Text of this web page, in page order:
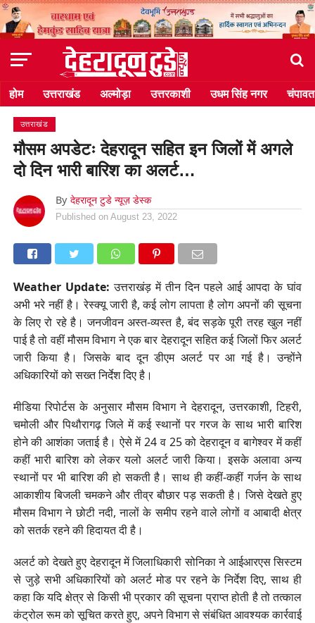
होम उत्तराखंड अल्मोड़ा उत्तरकाशी उधम सिंह नगर चंपावत
उत्तराखंड
मौसम अपडेटः देहरादून सहित इन जिलों में अगले
दो दिन भारी बारिश का अलर्ट…
By देहरादून टुडे न्यूज़ डेस्क
Published on August 23, 2022
Weather Update: उत्तराखंड़ में तीन दिन पहले आई आपदा के घांव
अभी भरे नहीं है। रेस्क्यू जारी है, कई लोग लापता है लोग अपनों की सूचना
के लिए रो रहे है। जनजीवन अस्त-व्यस्त है, बंद सड़के पूरी तरह खुल नहीं
पाई है तो वहीं मौसम विभाग ने एक बार देहरादून सहित कई जिलों फिर अलर्ट
जारी किया है। जिसके बाद दून डीएम अलर्ट पर आ गई है। उन्होंने
अधिकारियों को सख्त निर्देश दिए है।
मीडिया रिपोर्टस के अनुसार मौसम विभाग ने देहरादून, उत्तरकाशी, टिहरी,
चमोली और पिथौरागढ़ जिले में कई स्थानों पर गरज के साथ भारी बारिश
होने की आशंका जताई है। ऐसे में 24 व 25 को देहरादून व बागेश्वर में कहीं
कहीं भारी बारिश को लेकर यलो अलर्ट जारी किया। इसके अलावा अन्य
स्थानों पर भी बारिश की हो सकती है। साथ ही कहीं-कहीं गर्जन के साथ
आकाशीय बिजली चमकने और तीव्र बौछार पड़ सकती है। जिसे देखते हुए
मौसम विभाग ने छोटी नदी, नालों के समीप रहने वाले लोगों व आबादी क्षेत्र
को सतर्क रहने की हिदायत दी है।
अलर्ट को देखते हुए देहरादून में जिलाधिकारी सोनिका ने आईआरएस सिस्टम
से जुड़े सभी अधिकारियों को अलर्ट मोड पर रहने के निर्देश दिए, साथ ही
कहा कि यदि क्षेत्र से किसी भी प्रकार की सूचना प्राप्त होती है तो तत्काल
कंट्रोल रूम को सूचित करते हुए, अपने विभाग से संबंधित आवश्यक कार्रवाई